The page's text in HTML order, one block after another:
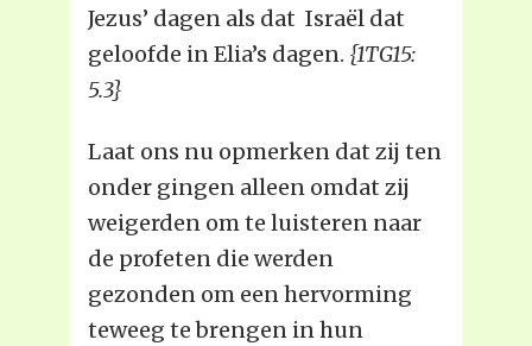
Jezus’ dagen als dat Israël dat
geloofde in Elia’s dagen. {1TG15:
5.3}
Laat ons nu opmerken dat zij ten
onder gingen alleen omdat zij
weigerden om te luisteren naar
de profeten die werden
gezonden om een hervorming
teweeg te brengen in hun